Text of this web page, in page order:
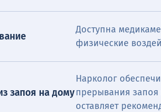
Доступна
физические
запоя на дому
Нарколог
прерывания запоя
оставляет